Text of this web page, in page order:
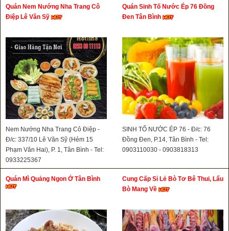
Quán Nem Nướng Nha Trang Cô
Điệp Lê Văn Sỹ
Nem Nướng Nha Trang Cô Điệp -
Đ/c: 337/10 Lê Văn Sỹ (Hẻm 15
Phạm Văn Hai), P. 1, Tân Bình - Tel:
0933225367
Quán Sinh Tố Nước Ép 76 Đồng
Đen Tân Bình
SINH TỐ NƯỚC ÉP 76 - Đ/c: 76
Đồng Đen, P.14, Tân Bình - Tel:
0903110030 - 0903818313
Quán Mì Quảng Ngon Ở Tân Bình
Cung Cấp Sỉ Lẻ Bò Tơ Bê Thui, Lẩu
Bò Mang Về